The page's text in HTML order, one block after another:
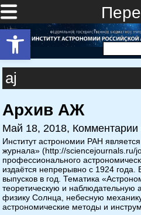
Открыть панель инструментов
Найти:
aj
Архив АЖ
Май 18, 2018,
Институт астрономии РАН
журнала» (http://sciencejournals.ru/
профессионального
издаётся непрерывно с 1924
выпусков в год. Тематика
теоретическую и наблюдательную
физику Солнца, небесную
астрономические методы и